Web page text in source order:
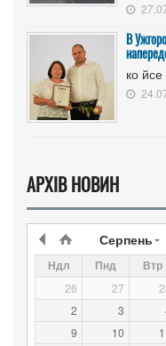
В
ко
АРХІВ НОВИН
Серпень
Ндл Пнд Втр
26 27
2
3
9 10